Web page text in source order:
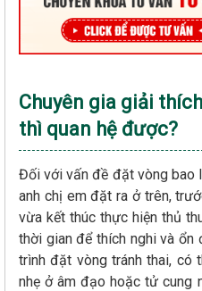
Chuyên gia giải
thì quan hệ được?
Đối với vấn đề đặt vòng bao
anh chị em đặt ra ở trên,
vừa kết thúc thực hiện thủ
thời gian để thích nghi và ổn
trình đặt vòng tránh thai, có
nhẹ ở âm đạo hoặc tử cung